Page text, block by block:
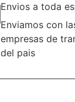
Envios a toda
Enviamos con
empresas de
del pais